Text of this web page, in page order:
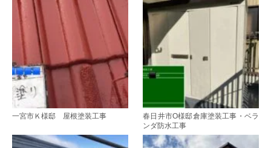
一宮市Ｋ様邸 屋根塗装工事
春日井市O様邸倉庫塗装工事・ベラ
ンダ防水工事